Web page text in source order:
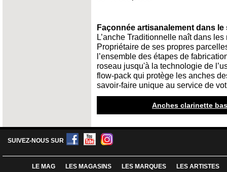
Façonnée artisanalement dans le
L’anche Traditionnelle naît dans
Propriétaire de ses propres
l’ensemble des étapes de
roseau jusqu'à la technologie de
flow-pack qui protège les anches
savoir-faire unique au service de
Anches clarinette
SUIVEZ-NOUS SUR
LE MAG LES MAGASINS LES MARQUES LES ARTISTES